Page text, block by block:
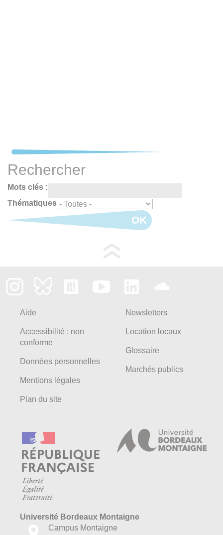
Rechercher
Mots clés :
Thématiques
OK
Aide
Accessibilité : non
conforme
Données personnelles
Mentions légales
Plan du site
Newsletters
Location locaux
Glossaire
Marchés publics
Université Bordeaux Montaigne
Campus Montaigne